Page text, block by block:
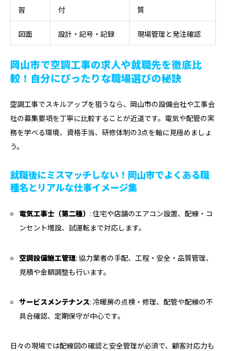
習
付
質
図面 設計・記号・記録 現場管理と発注確認
岡山市で空調工事の求人や就職先を徹底比
較！自分にぴったりな職場選びの秘訣
空調工事でスキルアップを狙うなら、岡山市の設備会社や工事会
社の募集要項を丁寧に比較することが近道です。電気や配管の実
務を学べる環境、資格手当、研修体制の3点を軸に見極めましょ
う。
就職後にミスマッチしない！岡山市でよくある職
種名とリアルな仕事イメージ集
電気工事士（第二種）: 住宅や店舗のエアコン設置、配線・コ
ンセント増設、試運転まで対応します。
空調設備施工管理: 協力業者の手配、工程・安全・品質管理、
見積や金額調整も行います。
サービスメンテナンス: 冷暖房の点検・修理、配管や配線の不
具合確認、定期保守が中心です。
日々の現場では配線図の確認と安全管理が必須で、顧客対応力も